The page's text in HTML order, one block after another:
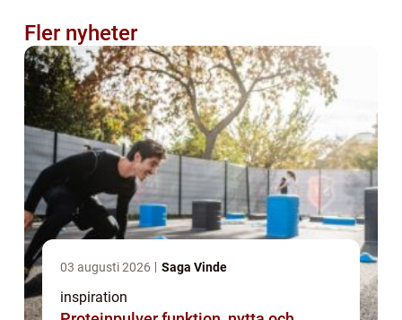
Fler nyheter
03 augusti 2026 Saga Vinde
inspiration